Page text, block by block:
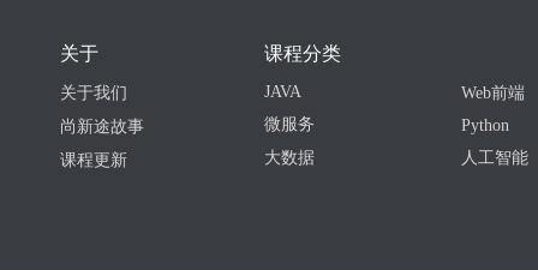
关于
关于我们
尚新途故事
课程更新
课程分类
JAVA
微服务
大数据
Web前端
Python
人工智能